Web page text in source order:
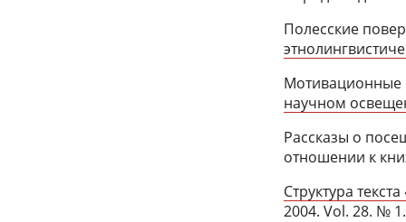
Полесские
Мотивационные
научном
Рассказы о
отношении к
Структура
2004. Vol. 28. №